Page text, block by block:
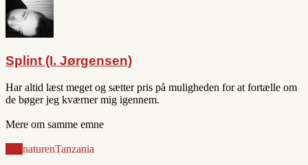
Splint (I. Jørgensen)
Har altid læst meget og sætter pris på muligheden for at fortælle om
de bøger jeg kværner mig igennem.
Mere om samme emne
naturenTanzania